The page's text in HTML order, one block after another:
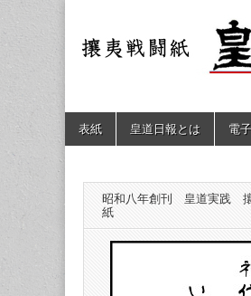
皇道
（防
共新
聞）
敬神
｜崇
祖｜
年創
刊
皇道
践
攘夷
戦闘
Main
menu
Skip
表紙 皇道日報とは 電
昭和八年創刊 皇道実践
紙